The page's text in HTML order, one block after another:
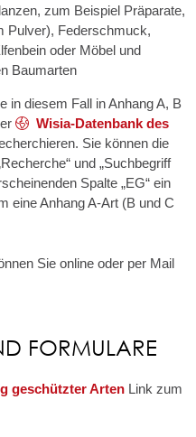
zum Beispiel Präparate,
Pulver), Federschmuck,
oder Möbel und
Baumarten
in diesem Fall in Anhang A, B
Wisia-Datenbank des
Sie können die
und „Suchbegriff
Spalte „EG“ ein
eine Anhang A-Art (B und C
Sie online oder per Mail
FORMULARE
geschützter Arten Link zum